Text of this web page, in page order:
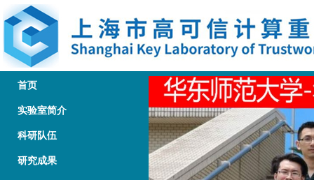
首页
实验室简介
科研队伍
研究成果